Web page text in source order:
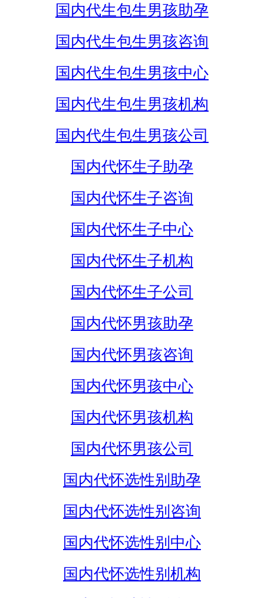
国内代生包生男孩助孕
国内代生包生男孩咨询
国内代生包生男孩中心
国内代生包生男孩机构
国内代生包生男孩公司
国内代怀生子助孕
国内代怀生子咨询
国内代怀生子中心
国内代怀生子机构
国内代怀生子公司
国内代怀男孩助孕
国内代怀男孩咨询
国内代怀男孩中心
国内代怀男孩机构
国内代怀男孩公司
国内代怀选性别助孕
国内代怀选性别咨询
国内代怀选性别中心
国内代怀选性别机构